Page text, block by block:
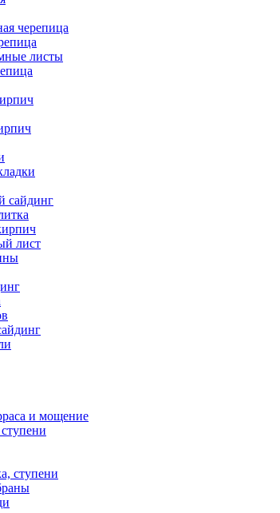
черепица
листы
сайдинг
лист
и мощение
ступени